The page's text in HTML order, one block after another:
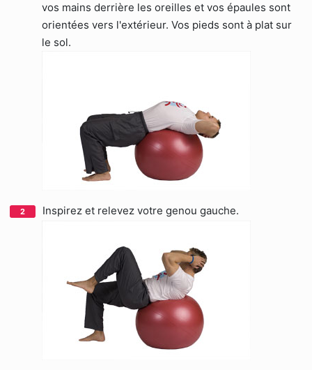
vos mains derrière les oreilles et vos épaules sont
orientées vers l'extérieur. Vos pieds sont à plat sur
le sol.
Inspirez et relevez votre genou gauche.